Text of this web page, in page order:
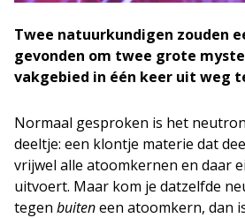
Twee natuurkundigen zouden
gevonden om twee grote
vakgebied in één keer uit weg
Normaal gesproken is het
deeltje: een klontje materie dat
vrijwel alle atoomkernen en daar
uitvoert. Maar kom je datzelfde
tegen buiteneen atoomkern, dan